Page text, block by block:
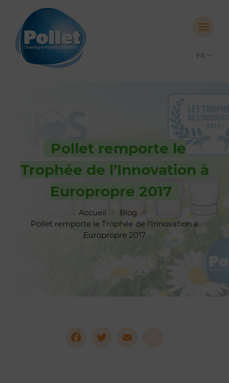
FR
Pollet remporte le
Trophée de l’Innovation à
Europropre 2017
Accueil
Blog
Pollet remporte le Trophée de l’Innovation à
Europropre 2017
Facebook
Twitter